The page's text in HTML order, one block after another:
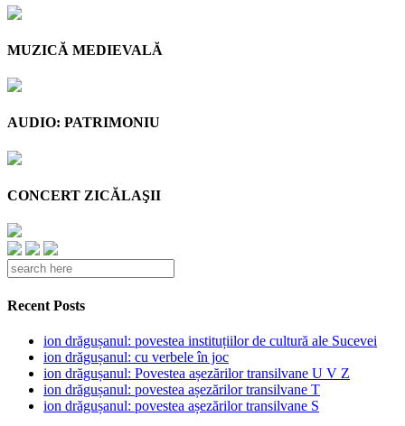
MUZICĂ MEDIEVALĂ
AUDIO: PATRIMONIU
CONCERT ZICĂLAŞII
Recent Posts
ion drăgușanul: povestea instituțiilor de cultură ale Sucevei
ion drăgușanul: cu verbele în joc
ion drăgușanul: Povestea așezărilor transilvane U V Z
ion drăgușanul: povestea așezărilor transilvane T
ion drăgușanul: povestea așezărilor transilvane S